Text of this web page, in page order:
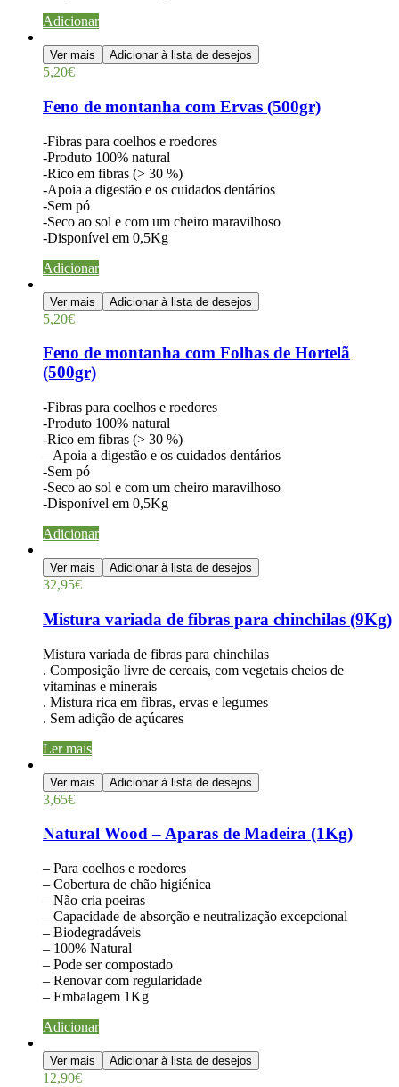
Adicionar
Ver mais Adicionar à lista de desejos
5,20€
Feno de montanha com Ervas (500gr)
-Fibras para coelhos e roedores
-Produto 100% natural
-Rico em fibras (> 30 %)
-Apoia a digestão e os cuidados dentários
-Sem pó
-Seco ao sol e com um cheiro maravilhoso
-Disponível em 0,5Kg
Adicionar
Ver mais Adicionar à lista de desejos
5,20€
Feno de montanha com Folhas de Hortelã
(500gr)
-Fibras para coelhos e roedores
-Produto 100% natural
-Rico em fibras (> 30 %)
– Apoia a digestão e os cuidados dentários
-Sem pó
-Seco ao sol e com um cheiro maravilhoso
-Disponível em 0,5Kg
Adicionar
Ver mais Adicionar à lista de desejos
32,95€
Mistura variada de fibras para chinchilas (9Kg)
Mistura variada de fibras para chinchilas
. Composição livre de cereais, com vegetais cheios de
vitaminas e minerais
. Mistura rica em fibras, ervas e legumes
. Sem adição de açúcares
Ler mais
Ver mais Adicionar à lista de desejos
3,65€
Natural Wood – Aparas de Madeira (1Kg)
– Para coelhos e roedores
– Cobertura de chão higiénica
– Não cria poeiras
– Capacidade de absorção e neutralização excepcional
– Biodegradáveis
– 100% Natural
– Pode ser compostado
– Renovar com regularidade
– Embalagem 1Kg
Adicionar
Ver mais Adicionar à lista de desejos
12,90€